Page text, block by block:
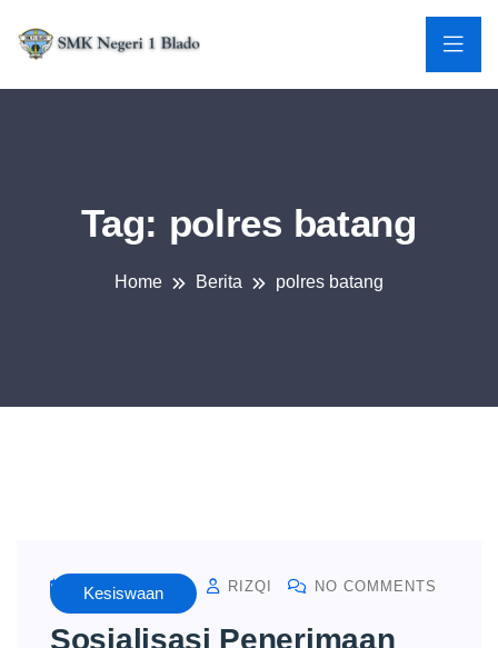
Tag: polres batang
Home Berita polres batang
Kesiswaan
MARCH 6, 2023 RIZQI NO COMMENTS
Sosialisasi Penerimaan